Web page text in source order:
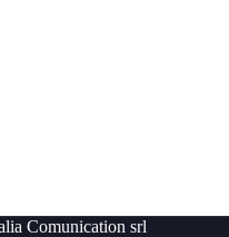
Comunication srl